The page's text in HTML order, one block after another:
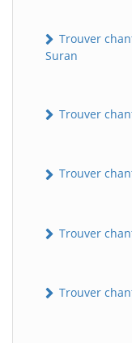
Trouver
Suran
Trouver
Trouver
Trouver
Trouver